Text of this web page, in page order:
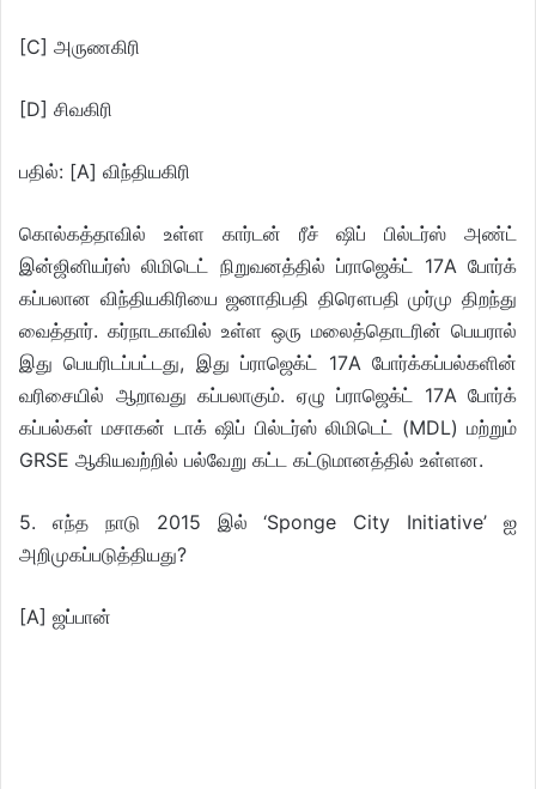
[C] அருணகிரி
[D] சிவகிரி
பதில்: [A] விந்தியகிரி
கொல்கத்தாவில் உள்ள கார்டன் ரீச் ஷிப் பில்டர்ஸ் அண்ட்
இன்ஜினியர்ஸ் லிமிடெட் நிறுவனத்தில் ப்ராஜெக்ட் 17A போர்க்
கப்பலான விந்தியகிரியை ஜனாதிபதி திரௌபதி முர்மு திறந்து
வைத்தார். கர்நாடகாவில் உள்ள ஒரு மலைத்தொடரின் பெயரால்
இது பெயரிடப்பட்டது, இது ப்ராஜெக்ட் 17A போர்க்கப்பல்களின்
வரிசையில் ஆறாவது கப்பலாகும். ஏழு ப்ராஜெக்ட் 17A போர்க்
கப்பல்கள் மசாகன் டாக் ஷிப் பில்டர்ஸ் லிமிடெட் (MDL) மற்றும்
GRSE ஆகியவற்றில் பல்வேறு கட்ட கட்டுமானத்தில் உள்ளன.
5. எந்த நாடு 2015 இல் ‘Sponge City Initiative’ ஐ
அறிமுகப்படுத்தியது?
[A] ஜப்பான்